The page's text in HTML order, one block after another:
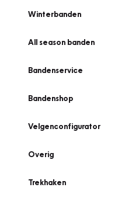
Winterbanden
All season banden
Bandenservice
Bandenshop
Velgenconfigurator
Overig
Trekhaken